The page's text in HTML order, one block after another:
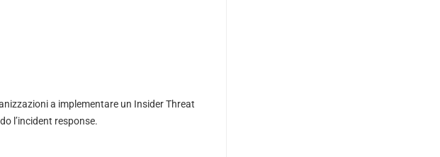
a implementare un Insider Threat
l’incident response.